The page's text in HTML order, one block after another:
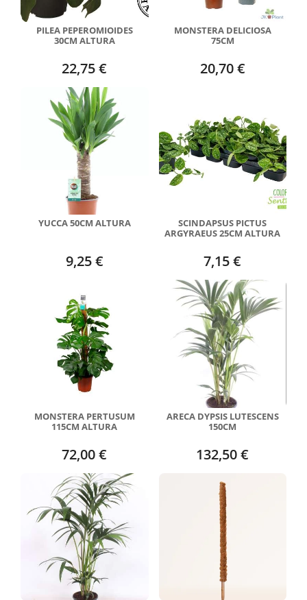
PILEA PEPEROMIOIDES
30CM ALTURA
22,75 €
MONSTERA DELICIOSA
75CM
20,70 €
YUCCA 50CM ALTURA
9,25 €
SCINDAPSUS PICTUS
ARGYRAEUS 25CM ALTURA
7,15 €
MONSTERA PERTUSUM
115CM ALTURA
72,00 €
ARECA DYPSIS LUTESCENS
150CM
132,50 €